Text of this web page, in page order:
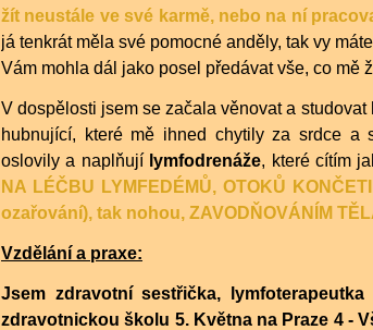
žít neustále ve své karmě, nebo na ní
já tenkrát měla své pomocné anděly, tak vy
Vám mohla dál jako posel předávat vše, co mě
V dospělosti jsem se začala věnovat a
hubnující, které mě ihned chytily za srdce a
oslovily a naplňují lymfodrenáže, které cítím
NA LÉČBU LYMFEDÉMŮ, OTOKŮ
ozařování), tak nohou, ZAVODŇOVÁNÍM
Vzdělání a praxe:
Jsem zdravotní sestřička,
zdravotnickou školu 5. Května na Praze 4 -